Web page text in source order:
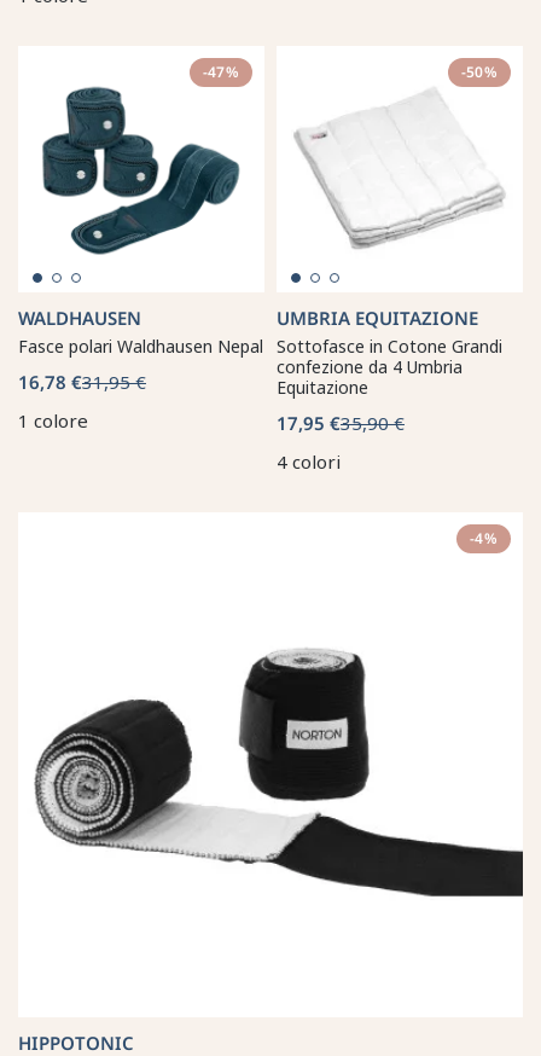
-47%
WALDHAUSEN
Fasce polari Waldhausen Nepal
16,78 €31,95 €
1 colore
-50%
UMBRIA EQUITAZIONE
Sottofasce in Cotone Grandi
confezione da 4 Umbria
Equitazione
17,95 €35,90 €
4 colori
-4%
HIPPOTONIC